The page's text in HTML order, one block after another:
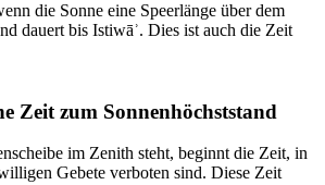
die Sonne eine Speerlänge über dem
dauert bis Istiwāʾ. Dies ist auch die Zeit
Zeit zum Sonnenhöchststand
im Zenith steht, beginnt die Zeit, in
Gebete verboten sind. Diese Zeit